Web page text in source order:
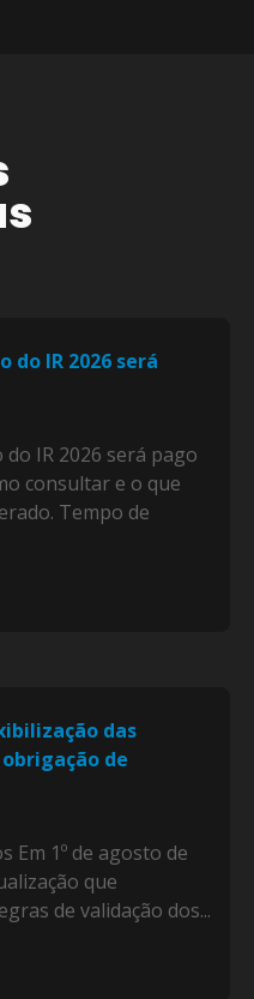
IR 2026 será
IR 2026 será pago
consultar e o que
Tempo de
das
de
Em 1º de agosto de
que
de validação dos...